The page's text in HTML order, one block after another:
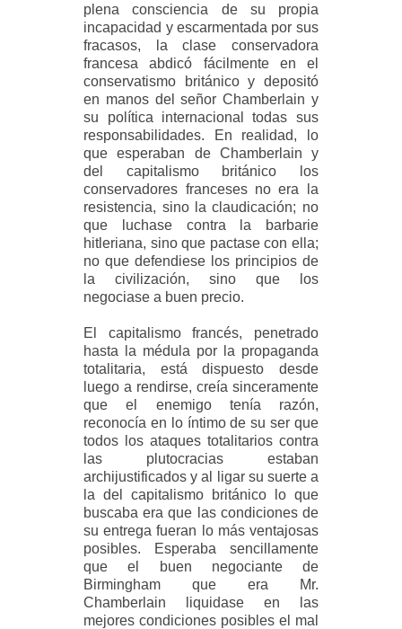
plena consciencia de su propia
incapacidad y escarmentada por sus
fracasos, la clase conservadora
francesa abdicó fácilmente en el
conservatismo británico y depositó
en manos del señor Chamberlain y
su política internacional todas sus
responsabilidades. En realidad, lo
que esperaban de Chamberlain y
del capitalismo británico los
conservadores franceses no era la
resistencia, sino la claudicación; no
que luchase contra la barbarie
hitleriana, sino que pactase con ella;
no que defendiese los principios de
la civilización, sino que los
negociase a buen precio.
El capitalismo francés, penetrado
hasta la médula por la propaganda
totalitaria, está dispuesto desde
luego a rendirse, creía sinceramente
que el enemigo tenía razón,
reconocía en lo íntimo de su ser que
todos los ataques totalitarios contra
las plutocracias estaban
archijustificados y al ligar su suerte a
la del capitalismo británico lo que
buscaba era que las condiciones de
su entrega fueran lo más ventajosas
posibles. Esperaba sencillamente
que el buen negociante de
Birmingham que era Mr.
Chamberlain liquidase en las
mejores condiciones posibles el mal